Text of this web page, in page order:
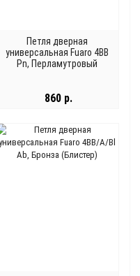
Петля дверная
универсальная Fuaro 4BB
Pn, Перламутровый
860 р.